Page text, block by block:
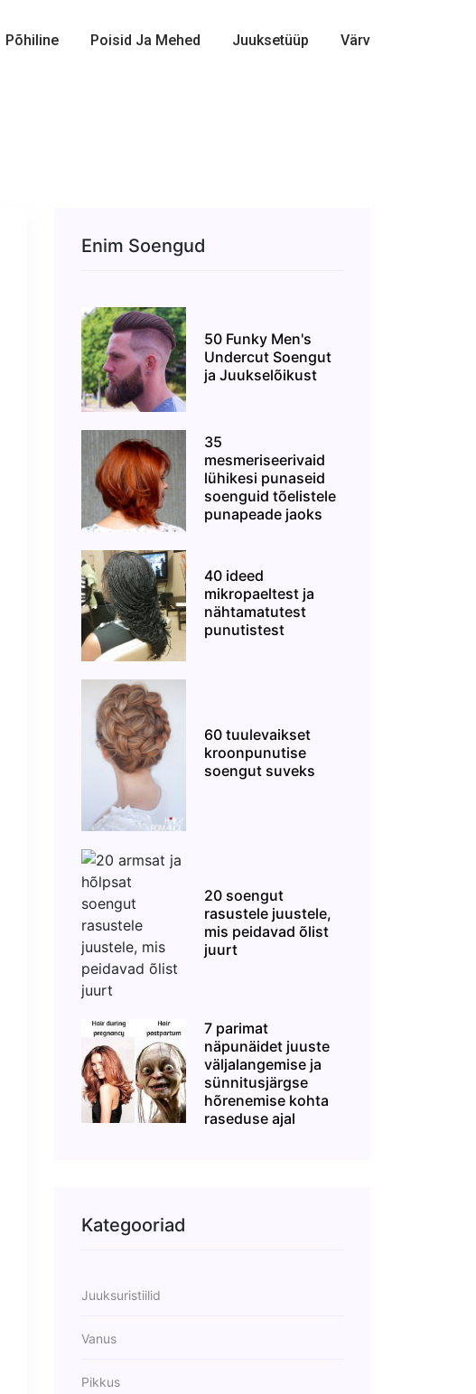
Põhiline Poisid Ja Mehed Juuksetüüp Värv
Enim Soengud
50 Funky Men's
Undercut Soengut
ja Juukselõikust
35
mesmeriseerivaid
lühikesi punaseid
soenguid tõelistele
punapeade jaoks
40 ideed
mikropaeltest ja
nähtamatutest
punutistest
60 tuulevaikset
kroonpunutise
soengut suveks
20 soengut
rasustele juustele,
mis peidavad õlist
juurt
7 parimat
näpunäidet juuste
väljalangemise ja
sünnitusjärgse
hõrenemise kohta
raseduse ajal
Kategooriad
Juuksuristiilid
Vanus
Pikkus